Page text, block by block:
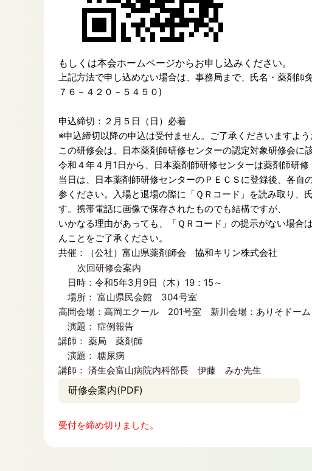
もしくは本会ホームページからお申し込みください。
上記方法で申し込めない場合は、事務局まで、氏名・薬剤師
７６－４２０－５４５０)
申込締切：２月５日 （日）必着
※申込締切以降の申込は受付ません。ご了承くださいますよう
この研修会は、日本薬剤師研修センターの認定対象研修会に
令和４年４月1日から、日本薬剤師研修センターは薬剤師研
当日は、日本薬剤師研修センターのＰＥＣＳに登録後、各
参ください。入場と退場の際に「ＱＲコード」を読み取り、
す。携帯電話に画像で保存されたものでも結構ですが、
いかなる理由があっても、「ＱＲコード」の提示がない場
んことをご了承ください。
共催：（公社）富山県薬剤師会 協和キリン株式会社
次回研修会案内
日時：令和5年3月9日（木）19：15～
場所： 富山県民会館 304号室
高岡会場：高岡エクール 201号室 新川会場：ありそドー
演題： 症例報告
講師： 薬局 薬剤師
演題： 糖尿病
講師： 済生会富山病院内科部長 伊藤 みか先生
研修会案内(PDF)
受付を締め切りました。